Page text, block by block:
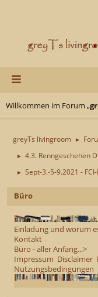
Willkommen im Forum „
greyTs livingroom ►
► 4.3. Renngeschehen
► Sept-3.-5-9.2021 -
Büro
Einladung und worum
Kontakt
Büro - aller Anfang...>
Impressum Disclaimer
Nutzungsbedingungen